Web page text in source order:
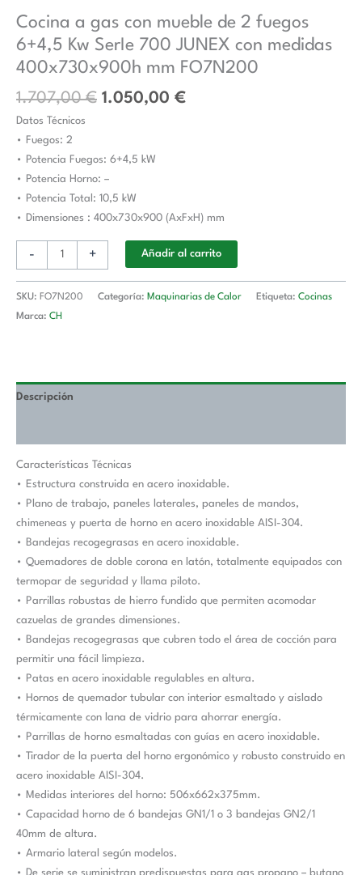
Cocina a gas con mueble de 2 fuegos
6+4,5 Kw SerIe 700 JUNEX con medidas
400x730x900h mm FO7N200
1.707,00€
1.707,00 €.
1.050,00 €
1.050,00 €.
Datos Técnicos
• Fuegos: 2
• Potencia Fuegos: 6+4,5 kW
• Potencia Horno: –
• Potencia Total: 10,5 kW
• Dimensiones : 400x730x900 (AxFxH) mm
-
mueble
de
2
6+4,5
Kw
SerIe
700
JUNEX
con
medidas
400x730x900h
mm
cantidad
+ Añadir al carrito
SKU: FO7N200 Categoría: Maquinarias de Calor Etiqueta: Cocinas
Marca: CH
Descripción
Características Técnicas
• Estructura construida en acero inoxidable.
• Plano de trabajo, paneles laterales, paneles de mandos,
chimeneas y puerta de horno en acero inoxidable AISI-304.
• Bandejas recogegrasas en acero inoxidable.
• Quemadores de doble corona en latón, totalmente equipados con
termopar de seguridad y llama piloto.
• Parrillas robustas de hierro fundido que permiten acomodar
cazuelas de grandes dimensiones.
• Bandejas recogegrasas que cubren todo el área de cocción para
permitir una fácil limpieza.
• Patas en acero inoxidable regulables en altura.
• Hornos de quemador tubular con interior esmaltado y aislado
térmicamente con lana de vidrio para ahorrar energía.
• Parrillas de horno esmaltadas con guías en acero inoxidable.
• Tirador de la puerta del horno ergonómico y robusto construido en
acero inoxidable AISI-304.
• Medidas interiores del horno: 506x662x375mm.
• Capacidad horno de 6 bandejas GN1/1 o 3 bandejas GN2/1
40mm de altura.
• Armario lateral según modelos.